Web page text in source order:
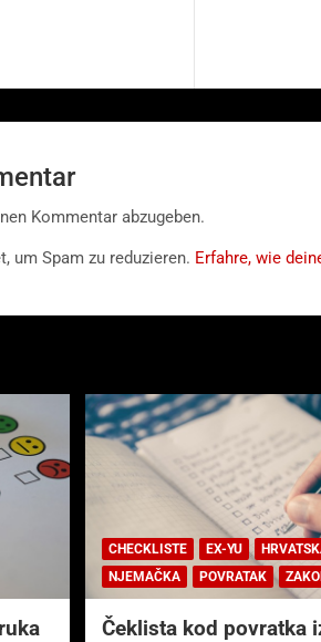
Kommentar abzugeben.
um Spam zu reduzieren. Erfahre, wie
CHECKLISTE EX-YU
NJEMAČKA
POVRATAK
Čeklista kod povratka